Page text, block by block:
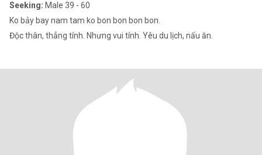
Seeking: Male 39 - 60
Ko bảy bay nam tam ko bon bon bon bon.
Độc thân, thẳng tính. Nhưng vui tính. Yêu du lịch, nấu ăn.